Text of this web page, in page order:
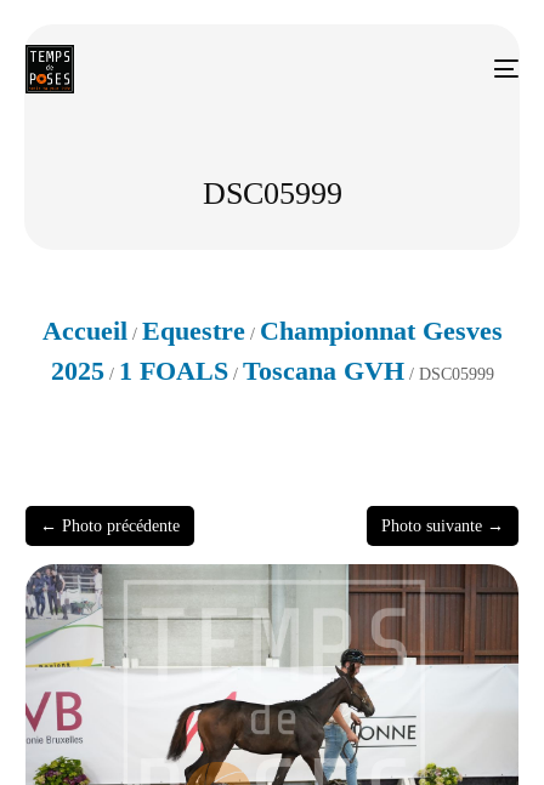
DSC05999
Accueil / Equestre/ Championnat Gesves
2025/ 1 FOALS/ Toscana GVH / DSC05999
← Photo précédente Photo suivante →